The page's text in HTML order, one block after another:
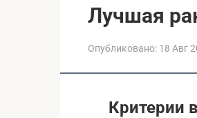
Лучшая
Опубликовано: 18 Авг
Критерии